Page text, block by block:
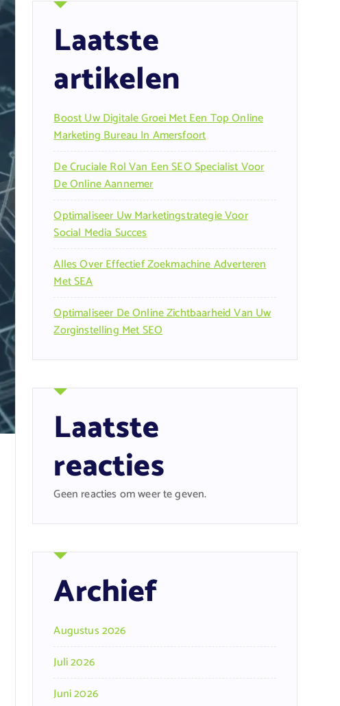
Laatste
artikelen
Boost Uw Digitale Groei Met Een Top Online
Marketing Bureau In Amersfoort
De Cruciale Rol Van Een SEO Specialist Voor
De Online Aannemer
Optimaliseer Uw Marketingstrategie Voor
Social Media Succes
Alles Over Effectief Zoekmachine Adverteren
Met SEA
Optimaliseer De Online Zichtbaarheid Van Uw
Zorginstelling Met SEO
Laatste
reacties
Geen reacties om weer te geven.
Archief
Augustus 2026
Juli 2026
Juni 2026